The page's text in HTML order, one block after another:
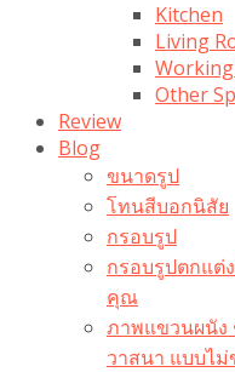
Kitchen
Living
Working
Other
Review
Blog
ขนาดรูป
โทนสีบอกนิสัย
กรอบรูป
กรอบรูปตกแต่
คุณ
ภาพแขวนผนัง
วาสนา แบบไม่